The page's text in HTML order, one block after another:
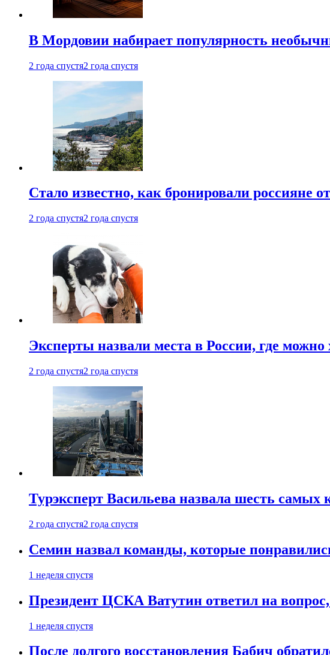
В Мордовии набирает популярность
2 года спустя2 года спустя
Стало известно, как бронировали россияне
2 года спустя2 года спустя
Эксперты назвали места в России, где можно
2 года спустя2 года спустя
Турэксперт Васильева назвала шесть
2 года спустя2 года спустя
Семин назвал команды, которые
1 неделя спустя
Президент ЦСКА Ватутин ответил на
1 неделя спустя
После долгого восстановления Бабич